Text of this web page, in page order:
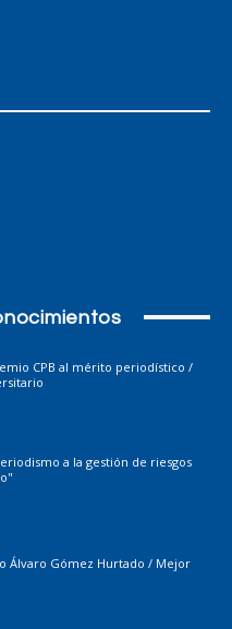
CPB al mérito periodístico /
a la gestión de riesgos
Álvaro Gómez Hurtado / Mejor